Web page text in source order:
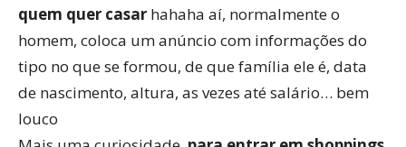
quem quer casar hahaha aí, normalmente o
homem, coloca um anúncio com informações do
tipo no que se formou, de que família ele é, data
de nascimento, altura, as vezes até salário… bem
louco